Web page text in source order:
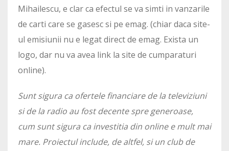
Mihailescu, e clar ca efectul se va simti in vanzarile
de carti care se gasesc si pe emag. (chiar daca site-
ul emisiunii nu e legat direct de emag. Exista un
logo, dar nu va avea link la site de cumparaturi
online).
Sunt sigura ca ofertele financiare de la televiziuni
si de la radio au fost decente spre generoase,
cum sunt sigura ca investitia din online e mult mai
mare. Proiectul include, de altfel, si un club de